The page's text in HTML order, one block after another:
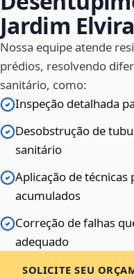
Jardim
Nossa equipe atende
prédios, resolvendo
sanitário, como:
Inspeção detalhada
Desobstrução de
sanitário
Aplicação de
acumulados
Correção de falhas
adequado
SOLICITE SEU